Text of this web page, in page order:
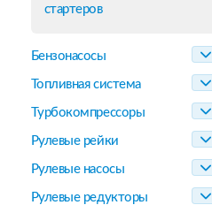
стартеров
Бензонасосы
Топливная система
Турбокомпрессоры
Рулевые рейки
Рулевые насосы
Рулевые редукторы